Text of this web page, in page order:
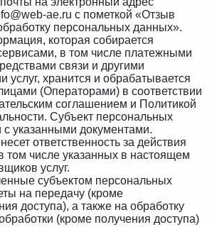
ae.ru с пометкой «Отзыв
персональных данных».
которая собирается
в том числе платежными
связи и другими
услуг, хранится и обрабатывается
(Операторами) в соответствии
соглашением и Политикой
Субъект персональных
указанными документами.
ответственность за действия
том числе указанных в настоящем
услуг.
субъектом персональных
на передачу (кроме
доступа), а также на обработку
(кроме получения доступа)